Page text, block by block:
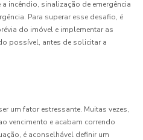
incêndio, sinalização de emergência
Para superar esse desafio, é
do imóvel e implementar as
possível, antes de solicitar a
um fator estressante. Muitas vezes,
vencimento e acabam correndo
é aconselhável definir um